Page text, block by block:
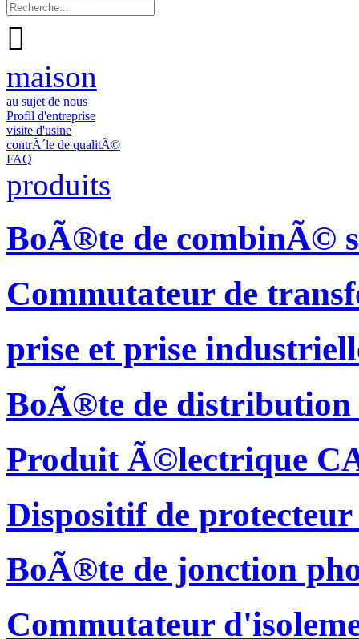

maison
au sujet de nous
Profil d'entreprise
visite d'usine
contrÃ´le de qualitÃ©
FAQ
produits
BoÃ®te de combinÃ©
Commutateur de
prise et prise
BoÃ®te de
Produit Ã©lectrique
Dispositif de
BoÃ®te de jonction
Commutateur